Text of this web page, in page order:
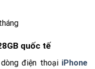
quốc tế
điện thoại iPhone